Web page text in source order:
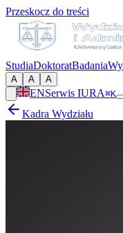
Przeskocz do treści
StudiaDoktoratBadania
A A A
ENSerwis IURA⌘K
Kadra Wydziału